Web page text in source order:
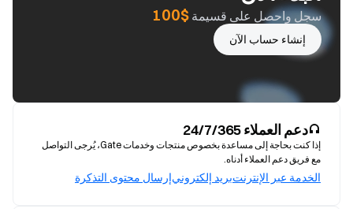
سجل واحصل على قسيمة $100
إنشاء حساب الآن
دعم العملاء 24/7/365
إذا كنت بحاجة إلى مساعدة بخصوص منتجات وخدمات Gate، يُرجى التواصل
مع فريق دعم العملاء أدناه.
الخدمة عبر الإنترنتبريد إلكترونيإرسال محتوى التذكرة